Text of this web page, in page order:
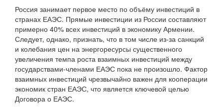
Россия занимает первое место по объёму инвестиций в
странах ЕАЭС. Прямые инвестиции из России составляют
примерно 40% всех инвестиций в экономику Армении.
Следует, однако, признать, что в том числе из-за санкций
и колебания цен на энергоресурсы существенного
увеличения темпа роста взаимных инвестиций между
государствами-членами ЕАЭС пока не произошло. Фактор
взаимных инвестиций чрезвычайно важен для кооперации
экономик стран ЕАЭС, что является ключевой целью
Договора о ЕАЭС.